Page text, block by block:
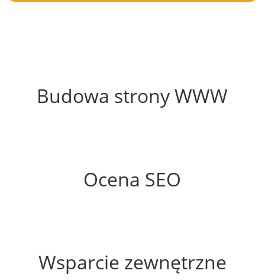
Budowa strony WWW
Ocena SEO
Wsparcie zewnętrzne